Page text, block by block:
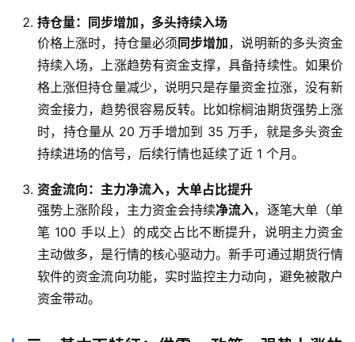
持仓量：同步增加，多头持续入场
价格上涨时，持仓量必须同步增加，说明新的多头资金
持续入场，上涨趋势有资金支撑，具备持续性。如果价
格上涨但持仓量减少，说明只是存量资金拉涨，没有新
资金接力，趋势很容易反转。比如棕榈油期货强势上涨
时，持仓量从 20 万手增加到 35 万手，就是多头资金
持续进场的信号，后续行情也延续了近 1 个月。
资金流向：主力净流入，大单占比提升
强势上涨阶段，主力资金会持续净流入，逐笔大单（单
笔 100 手以上）的成交占比不断提升，说明主力资金
主动做多，是行情的核心驱动力。新手可通过期货行情
软件的资金流向功能，实时监控主力动向，避免被散户
资金带动。